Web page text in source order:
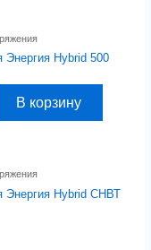
Энергия Hybrid 500
В корзину
Энергия Hybrid СНВТ